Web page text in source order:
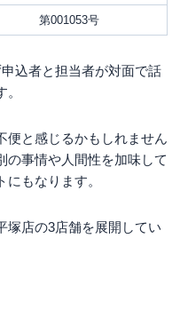
第001053号
込者と担当者が対面で話
便と感じるかもしれません
の事情や人間性を加味して
もなります。
塚店の3店舗を展開してい